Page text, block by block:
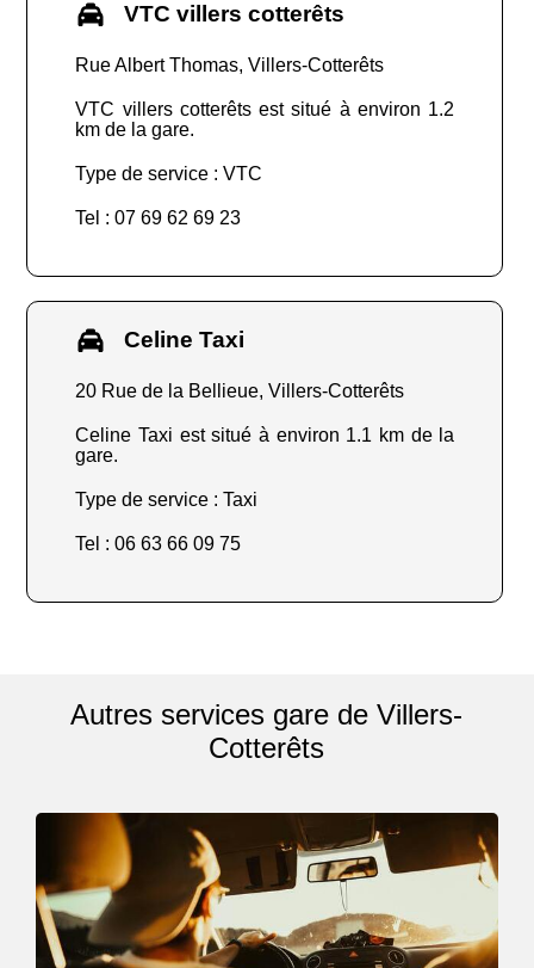
VTC villers cotterêts
Rue Albert Thomas, Villers-Cotterêts
VTC villers cotterêts est situé à environ 1.2
km de la gare.
Type de service : VTC
Tel : 07 69 62 69 23
Celine Taxi
20 Rue de la Bellieue, Villers-Cotterêts
Celine Taxi est situé à environ 1.1 km de la
gare.
Type de service : Taxi
Tel : 06 63 66 09 75
Autres services gare de Villers-
Cotterêts